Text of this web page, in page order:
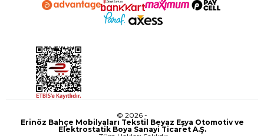
© 2026 -
Erinöz Bahçe Mobilyaları Tekstil Beyaz Eşya Otomotiv ve
Elektrostatik Boya Sanayi Ticaret A.Ş.